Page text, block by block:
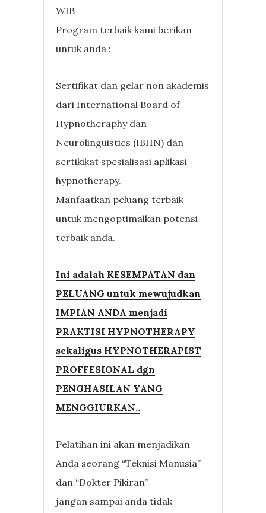
WIB
Program terbaik kami berikan
untuk anda :
Sertifikat dan gelar non akademis
dari International Board of
Hypnotheraphy dan
Neurolinguistics (IBHN) dan
sertikikat spesialisasi aplikasi
hypnotherapy.
Manfaatkan peluang terbaik
untuk mengoptimalkan potensi
terbaik anda.
Ini adalah KESEMPATAN dan
PELUANG untuk mewujudkan
IMPIAN ANDA menjadi
PRAKTISI HYPNOTHERAPY
sekaligus HYPNOTHERAPIST
PROFFESIONAL dgn
PENGHASILAN YANG
MENGGIURKAN..
Pelatihan ini akan menjadikan
Anda seorang “Teknisi Manusia”
dan “Dokter Pikiran”
jangan sampai anda tidak